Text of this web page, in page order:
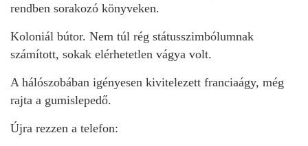
rendben sorakozó könyveken.
Koloniál bútor. Nem túl rég státusszimbólumnak
számított, sokak elérhetetlen vágya volt.
A hálószobában igényesen kivitelezett franciaágy, még
rajta a gumislepedő.
Újra rezzen a telefon: